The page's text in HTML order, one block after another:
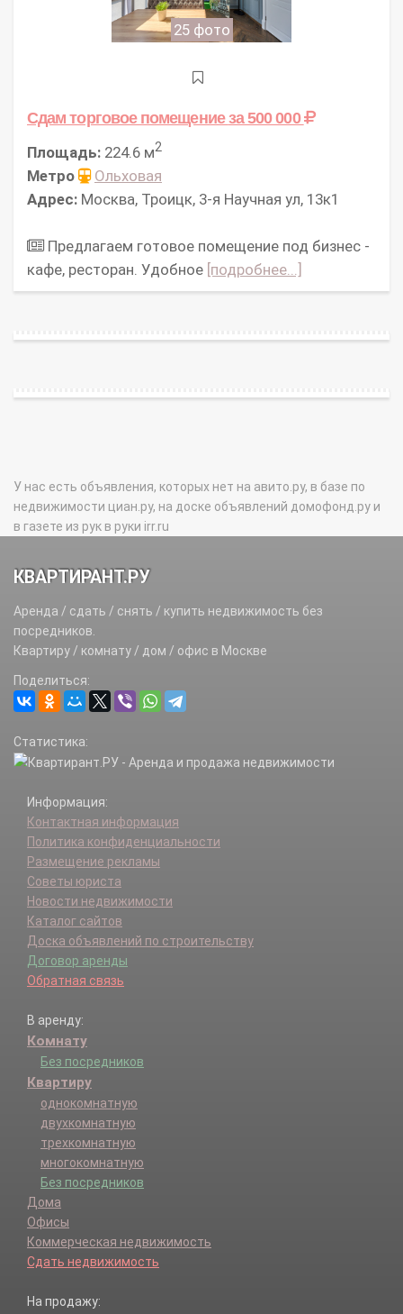
25 фото
Сдам торговое помещениеза 500 000
Площадь: 224.6 м2
Метро
Ольховая
Адрес: Москва, Троицк, 3-я Научная ул, 13к1
Предлагаем готовое помещение под бизнес -
кафе, ресторан. Удобное [подробнее...]
У нас есть объявления, которых нет на авито.ру, в базе по
недвижимости циан.ру, на доске объявлений домофонд.ру и
в газете из рук в руки irr.ru
КВАРТИРАНТ.РУ
Аренда / сдать / снять / купить недвижимость без
посредников.
Квартиру / комнату / дом / офис в Москве
Поделиться:
Статистика:
Информация:
Контактная информация
Политика конфиденциальности
Размещение рекламы
Советы юриста
Новости недвижимости
Каталог сайтов
Доска объявлений по строительству
Договор аренды
Обратная связь
В аренду:
Комнату
Без посредников
Квартиру
однокомнатную
двухкомнатную
трехкомнатную
многокомнатную
Без посредников
Дома
Офисы
Коммерческая недвижимость
Сдать недвижимость
На продажу: